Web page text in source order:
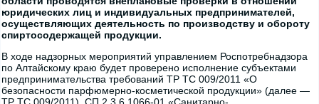
юридических лиц и индивидуальных предпринимателей,
осуществляющих деятельность по производству и обороту
спиртосодержащей продукции.
В ходе надзорных мероприятий управлением Роспотребнадзора
по Алтайскому краю будет проверено исполнение субъектами
предпринимательства требований TP ТС 009/2011 «О
безопасности парфюмерно-косметической продукции» (далее —